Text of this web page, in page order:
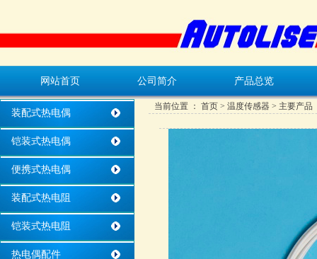
网站首页 公司简介 产品总览
装配式热电偶
铠装式热电偶
便携式热电偶
装配式热电阻
铠装式热电阻
热电偶配件
当前位置 ： 首页 > 温度传感器 > 主要产品